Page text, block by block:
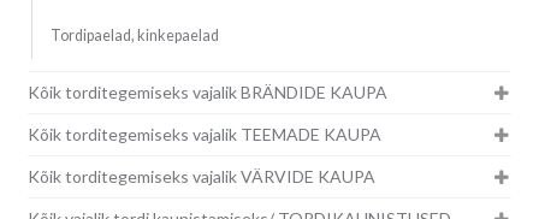
Tordipaelad, kinkepaelad
Kõik torditegemiseks vajalik BRÄNDIDE KAUPA
Kõik torditegemiseks vajalik TEEMADE KAUPA
Kõik torditegemiseks vajalik VÄRVIDE KAUPA